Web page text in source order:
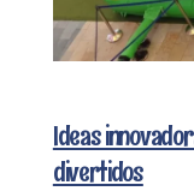
Ideas
divertidos